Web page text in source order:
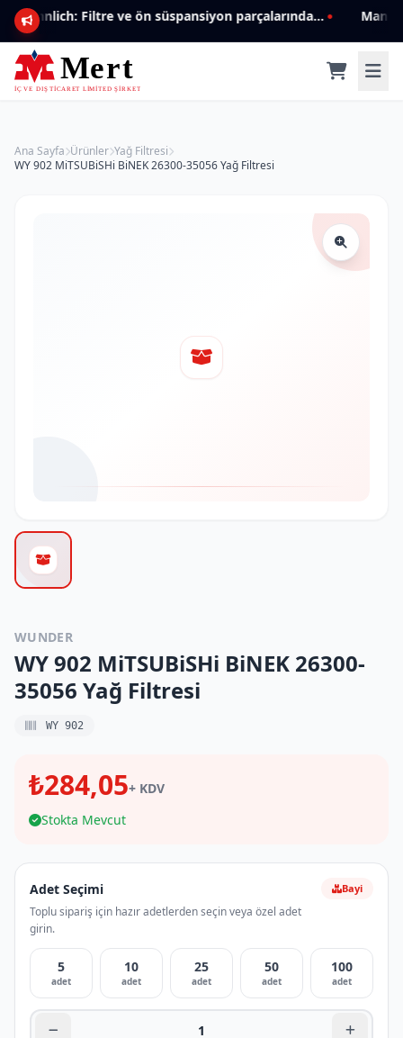
Mannlich: Filtre ve ön süspansiyon parçalarında genişleyen ürün yelpazesiyle kalite ve güven.
Ana Sayfa Ürünler Yağ Filtresi
WY 902 MiTSUBiSHi BiNEK 26300-35056 Yağ Filtresi
WUNDER
WY 902 MiTSUBiSHi BiNEK 26300-
35056 Yağ Filtresi
WY 902
₺284,05+ KDV
Stokta Mevcut
Adet Seçimi
Toplu sipariş için hazır adetlerden seçin veya özel adet
girin.
Bayi
5
adet
10
adet
25
adet
50
adet
100
adet